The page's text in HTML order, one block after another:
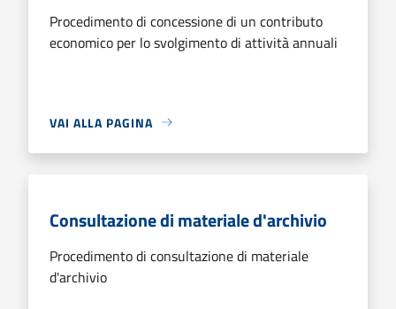
Procedimento di concessione di un contributo
economico per lo svolgimento di attività annuali
VAI ALLA PAGINA
Consultazione di materiale d'archivio
Procedimento di consultazione di materiale
d'archivio